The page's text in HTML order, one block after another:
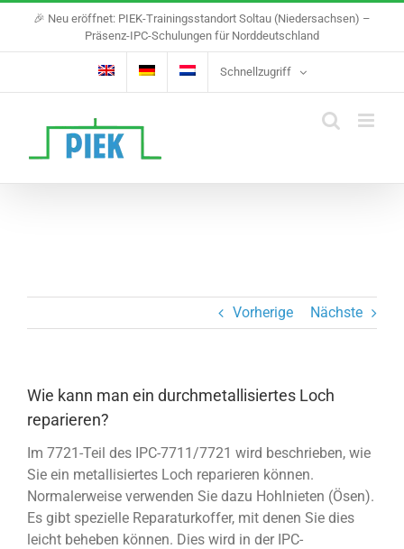
content
🎉 Neu eröffnet: PIEK-Trainingsstandort Soltau (Niedersachsen) –
Präsenz-IPC-Schulungen für Norddeutschland
Schnellzugriff
Vorherige Nächste
Wie kann man ein durchmetallisiertes Loch
reparieren?
Im 7721-Teil des IPC-7711/7721 wird beschrieben, wie
Sie ein metallisiertes Loch reparieren können.
Normalerweise verwenden Sie dazu Hohlnieten (Ösen).
Es gibt spezielle Reparaturkoffer, mit denen Sie dies
leicht beheben können. Dies wird in der IPC-